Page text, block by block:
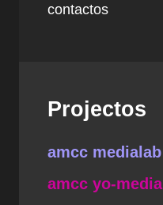
contactos
Projectos
amcc medialab
amcc yo-media